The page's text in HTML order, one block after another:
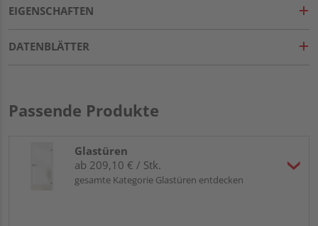
EIGENSCHAFTEN
DATENBLÄTTER
Passende Produkte
Glastüren
ab 209,10 € / Stk.
gesamte Kategorie Glastüren entdecken